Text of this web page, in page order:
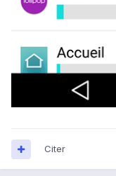
Citer